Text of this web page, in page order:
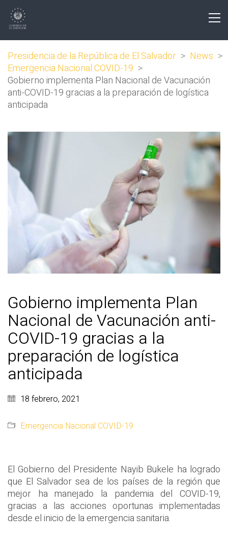
Presidencia de la República de El Salvador > News >
Emergencia Nacional COVID-19 >
Gobierno implementa Plan Nacional de Vacunación
anti-COVID-19 gracias a la preparación de logística
anticipada
Gobierno implementa Plan
Nacional de Vacunación anti-
COVID-19 gracias a la
preparación de logística
anticipada
18 febrero, 2021
Emergencia Nacional COVID-19
El Gobierno del Presidente Nayib Bukele ha logrado
que El Salvador sea de los países de la región que
mejor ha manejado la pandemia del COVID-19,
gracias a las acciones oportunas implementadas
desde el inicio de la emergencia sanitaria.